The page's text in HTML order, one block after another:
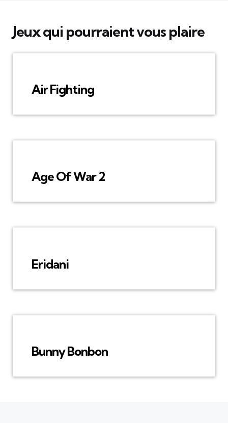
Jeux qui pourraient vous plaire
Air Fighting
Age Of War 2
Eridani
Bunny Bonbon